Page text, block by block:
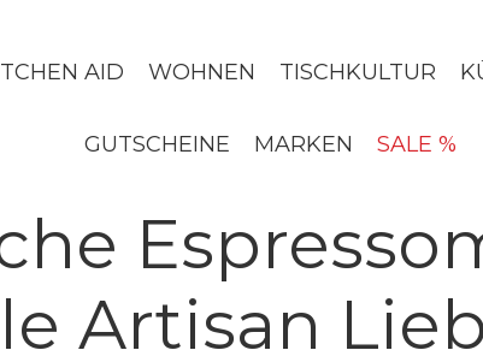
AID WOHNEN TISCHKULTUR
GUTSCHEINE MARKEN SALE %
Artisan